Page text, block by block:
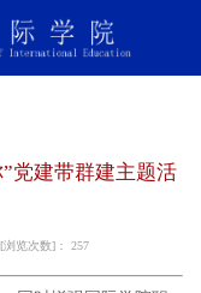
党建带群建主题活
览次数]： 257